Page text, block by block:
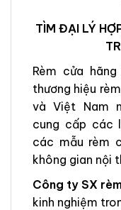
TÌM ĐẠI LÝ
Rèm cửa
thương hiệu
và Việt Nam
cung cấp các
các mẫu rèm
không gian nội
Công ty SX
kinh nghiệm